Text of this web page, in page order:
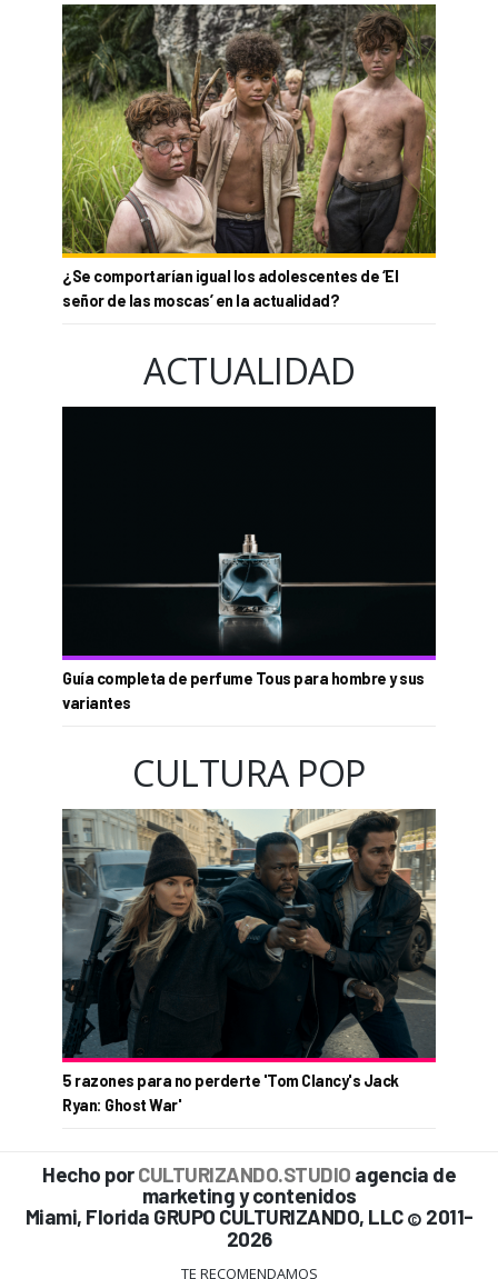
¿Se comportarían igual los adolescentes de ‘El
señor de las moscas’ en la actualidad?
ACTUALIDAD
Guía completa de perfume Tous para hombre y sus
variantes
CULTURA POP
5 razones para no perderte 'Tom Clancy's Jack
Ryan: Ghost War'
Hecho porCULTURIZANDO.STUDIO agencia de
marketing y contenidos
Miami, Florida GRUPO CULTURIZANDO, LLC © 2011-
2026
TE RECOMENDAMOS